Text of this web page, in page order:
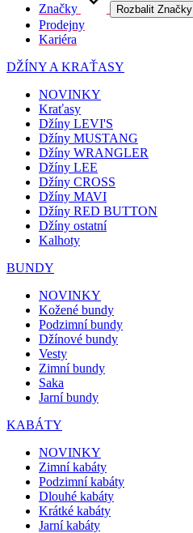
Značky Rozbalit Značky
Prodejny
Kariéra
DŽÍNY A KRAŤASY
NOVINKY
Kraťasy
Džíny LEVI'S
Džíny MUSTANG
Džíny WRANGLER
Džíny LEE
Džíny CROSS
Džíny MAVI
Džíny RED BUTTON
Džíny ostatní
Kalhoty
BUNDY
NOVINKY
Kožené bundy
Podzimní bundy
Džínové bundy
Vesty
Zimní bundy
Saka
Jarní bundy
KABÁTY
NOVINKY
Zimní kabáty
Podzimní kabáty
Dlouhé kabáty
Krátké kabáty
Jarní kabáty